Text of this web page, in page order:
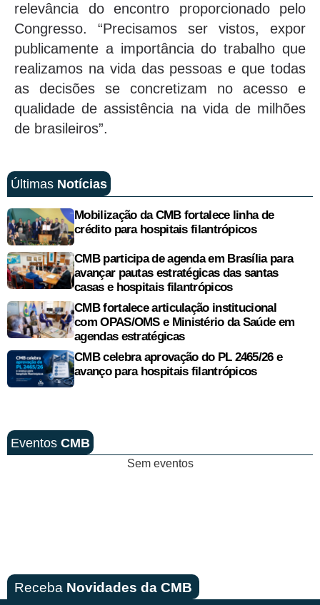
relevância do encontro proporcionado pelo
Congresso. “Precisamos ser vistos, expor
publicamente a importância do trabalho que
realizamos na vida das pessoas e que todas
as decisões se concretizam no acesso e
qualidade de assistência na vida de milhões
de brasileiros”.
Últimas Notícias
Mobilização da CMB fortalece linha de
crédito para hospitais filantrópicos
CMB participa de agenda em Brasília para
avançar pautas estratégicas das santas
casas e hospitais filantrópicos
CMB fortalece articulação institucional
com OPAS/OMS e Ministério da Saúde em
agendas estratégicas
CMB celebra aprovação do PL 2465/26 e
avanço para hospitais filantrópicos
Eventos CMB
Sem eventos
Receba Novidades da CMB